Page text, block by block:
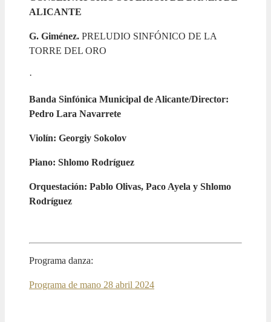
ALICANTE
G. Giménez. PRELUDIO SINFÓNICO DE LA
TORRE DEL ORO
·
Banda Sinfónica Municipal de Alicante/Director:
Pedro Lara Navarrete
Violín: Georgiy Sokolov
Piano: Shlomo Rodríguez
Orquestación: Pablo Olivas, Paco Ayela y Shlomo
Rodríguez
Programa danza:
Programa de mano 28 abril 2024